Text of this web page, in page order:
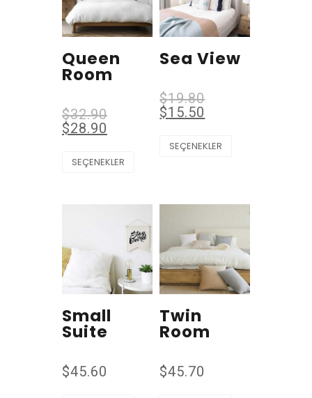
Queen
Room
$32.90
$28.90
SEÇENEKLER
Sea View
$19.80
$15.50
SEÇENEKLER
Small
Suite
$45.60
Twin
Room
$45.70